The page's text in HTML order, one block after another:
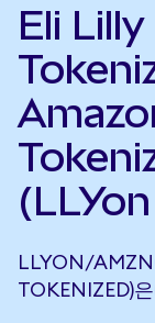
Eli
LLYON/
TOKENIZED)